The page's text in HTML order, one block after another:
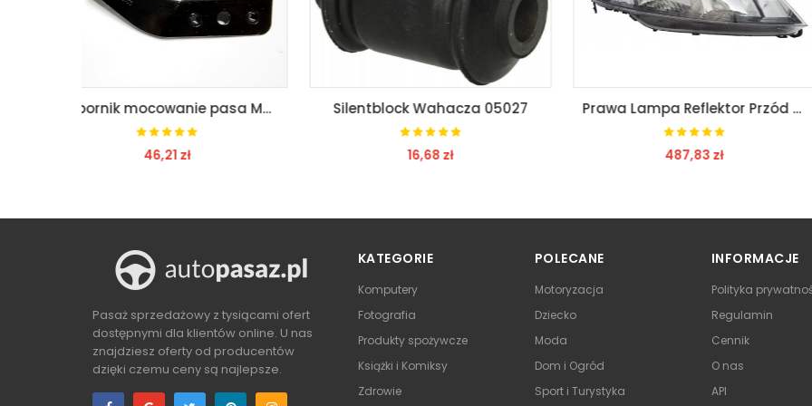
Silentblock Wahacza 05027 Prawa Lampa Reflektor Przód Honda Civic VIII TYC
Pasaż sprzedażowy z tysiącami ofert
dostępnymi dla klientów online. U nas
znajdziesz oferty od producentów
dzięki czemu ceny są najlepsze.
KATEGORIE
Komputery
Fotografia
Produkty spożywcze
Książki i Komiksy
Zdrowie
POLECANE
Motoryzacja
Dziecko
Moda
Dom i Ogród
Sport i Turystyka
INFORMACJE
Polityka
Regulamin
Cennik
O nas
API